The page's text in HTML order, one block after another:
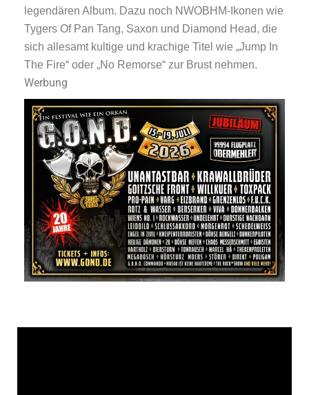
legendären Album. Dazu noch NWOBHM-Ikonen wie
Tygers Of Pan Tang, Saxon und Diamond Head, die
sich allesamt kultige und krachige Titel wie „Jump In
The Fire“ oder „No Remorse“ zur Brust nehmen.
Werbung